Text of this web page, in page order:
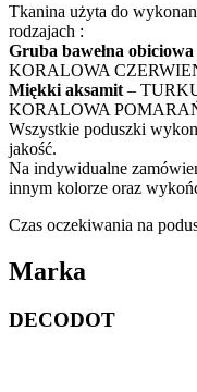
Tkanina użyta do
rodzajach :
Gruba bawełna obiciowa
KORALOWA
Miękki aksamit –
KORALOWA
Wszystkie poduszki
jakość.
Na indywidualne
innym kolorze oraz
Czas oczekiwania na
Marka
DECODOT